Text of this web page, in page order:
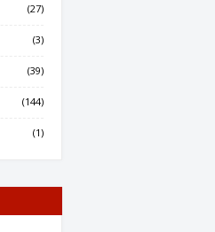
(27)
(3)
(39)
(144)
(1)